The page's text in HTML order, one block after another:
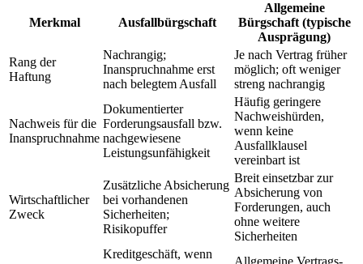
Merkmal Ausfallbürgschaft
Allgemeine
Bürgschaft (typische
Ausprägung)
Rang der
Haftung
Nachrangig;
Inanspruchnahme erst
nach belegtem Ausfall
Je nach Vertrag früher
möglich; oft weniger
streng nachrangig
Nachweis für die
Inanspruchnahme
Dokumentierter
Forderungsausfall bzw.
nachgewiesene
Leistungsunfähigkeit
Häufig geringere
Nachweishürden,
wenn keine
Ausfallklausel
vereinbart ist
Wirtschaftlicher
Zweck
Zusätzliche Absicherung
bei vorhandenen
Sicherheiten;
Risikopuffer
Breit einsetzbar zur
Absicherung von
Forderungen, auch
ohne weitere
Sicherheiten
Kreditgeschäft, wenn
Allgemeine Vertrags-